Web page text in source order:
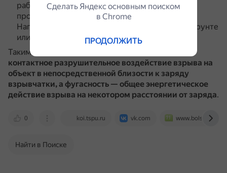
работы разрушения или перемещения среды
продуктами взрыва в процессе их расширения.
Например, вырывание воронки или полости в грунте
или ином материале.
Таким образом,
контактное разрушительное воздействие взрыва на
объект в непосредственной близости к заряду
взрывчатки, а фугасность — общее энергетическое
действие взрыва на некотором расстоянии от заряда.
0 koi.tspu.ru vk.com
Найти в Поиске
Сделать Яндекс основным поиском
в Сhrome
ПРОДОЛЖИТЬ